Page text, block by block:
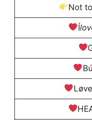
Not
Í
Løve_